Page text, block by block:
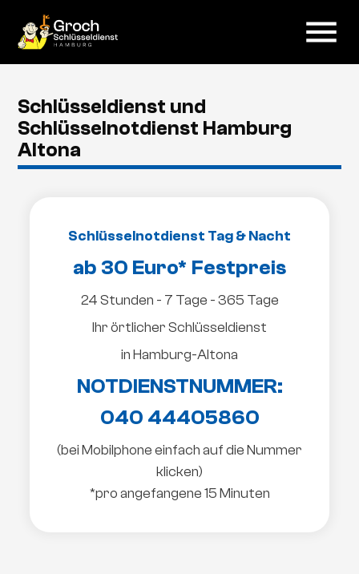
menu
Schlüsseldienst und
Schlüsselnotdienst Hamburg
Altona
Schlüsselnotdienst Tag & Nacht
ab 30 Euro* Festpreis
24 Stunden - 7 Tage - 365 Tage
Ihr örtlicher Schlüsseldienst
in Hamburg-Altona
NOTDIENSTNUMMER:
040 44405860
(bei Mobilphone einfach auf die Nummer
klicken)
*pro angefangene 15 Minuten